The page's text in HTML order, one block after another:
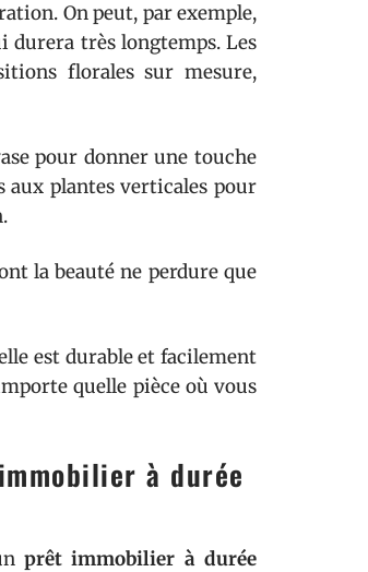
On peut, par exemple,
durera très longtemps. Les
florales sur mesure,
pour donner une touche
aux plantes verticales pour
la beauté ne perdure que
est durable et facilement
quelle pièce où vous
à durée
prêt immobilier à durée